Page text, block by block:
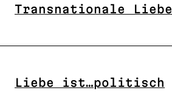
Transnationale Liebe
Liebe ist…politisch